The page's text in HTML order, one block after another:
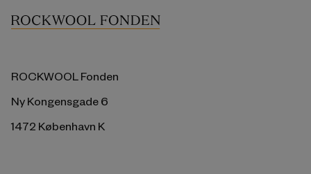
ROCKWOOL Fonden
Ny Kongensgade 6
1472 København K